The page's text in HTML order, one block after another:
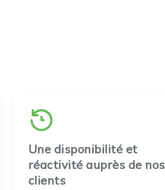
Une disponibilité et
réactivité auprès de nos
clients